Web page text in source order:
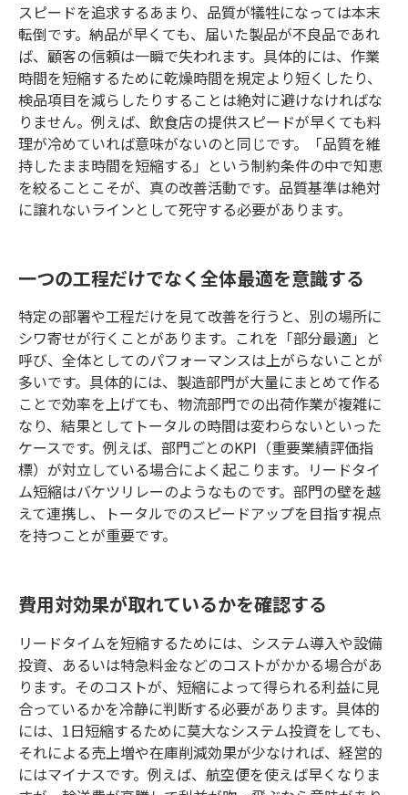
スピードを追求するあまり、品質が犠牲になっては本末
転倒です。納品が早くても、届いた製品が不良品であれ
ば、顧客の信頼は一瞬で失われます。具体的には、作業
時間を短縮するために乾燥時間を規定より短くしたり、
検品項目を減らしたりすることは絶対に避けなければな
りません。例えば、飲食店の提供スピードが早くても料
理が冷めていれば意味がないのと同じです。「品質を維
持したまま時間を短縮する」という制約条件の中で知恵
を絞ることこそが、真の改善活動です。品質基準は絶対
に譲れないラインとして死守する必要があります。
一つの工程だけでなく全体最適を意識する
特定の部署や工程だけを見て改善を行うと、別の場所に
シワ寄せが行くことがあります。これを「部分最適」と
呼び、全体としてのパフォーマンスは上がらないことが
多いです。具体的には、製造部門が大量にまとめて作る
ことで効率を上げても、物流部門での出荷作業が複雑に
なり、結果としてトータルの時間は変わらないといった
ケースです。例えば、部門ごとのKPI（重要業績評価指
標）が対立している場合によく起こります。リードタイ
ム短縮はバケツリレーのようなものです。部門の壁を越
えて連携し、トータルでのスピードアップを目指す視点
を持つことが重要です。
費用対効果が取れているかを確認する
リードタイムを短縮するためには、システム導入や設備
投資、あるいは特急料金などのコストがかかる場合があ
ります。そのコストが、短縮によって得られる利益に見
合っているかを冷静に判断する必要があります。具体的
には、1日短縮するために莫大なシステム投資をしても、
それによる売上増や在庫削減効果が少なければ、経営的
にはマイナスです。例えば、航空便を使えば早くなりま